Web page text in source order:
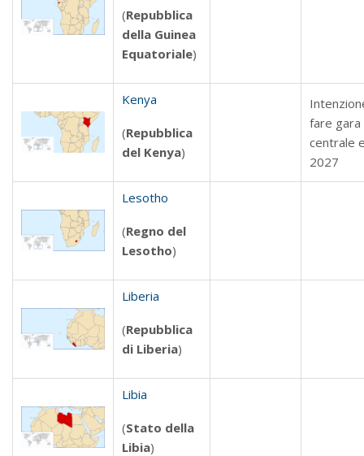
(Repubblica
della Guinea
Equatoriale)
Kenya
(Repubblica
del Kenya)
fare
centrale
2027
Lesotho
(Regno del
Lesotho)
Liberia
(Repubblica
di Liberia)
Libia
(Stato della
Libia)